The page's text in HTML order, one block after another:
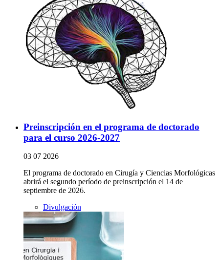
Preinscripción en el programa de doctorado
para el curso 2026-2027
03 07 2026
El programa de doctorado en Cirugía y Ciencias Morfológicas
abrirá el segundo período de preinscripción el 14 de
septiembre de 2026.
Divulgación